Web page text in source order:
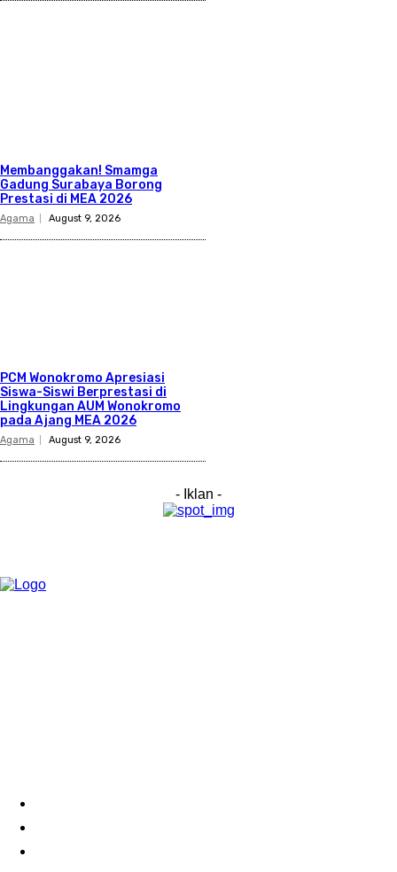
Membanggakan! Smamga
Gadung Surabaya Borong
Prestasi di MEA 2026
Agama August 9, 2026
PCM Wonokromo Apresiasi
Siswa-Siswi Berprestasi di
Lingkungan AUM Wonokromo
pada Ajang MEA 2026
Agama August 9, 2026
- Iklan -